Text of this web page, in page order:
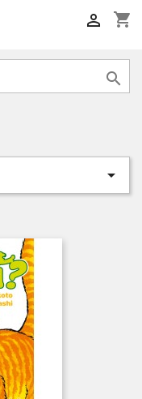
shopping_cart


